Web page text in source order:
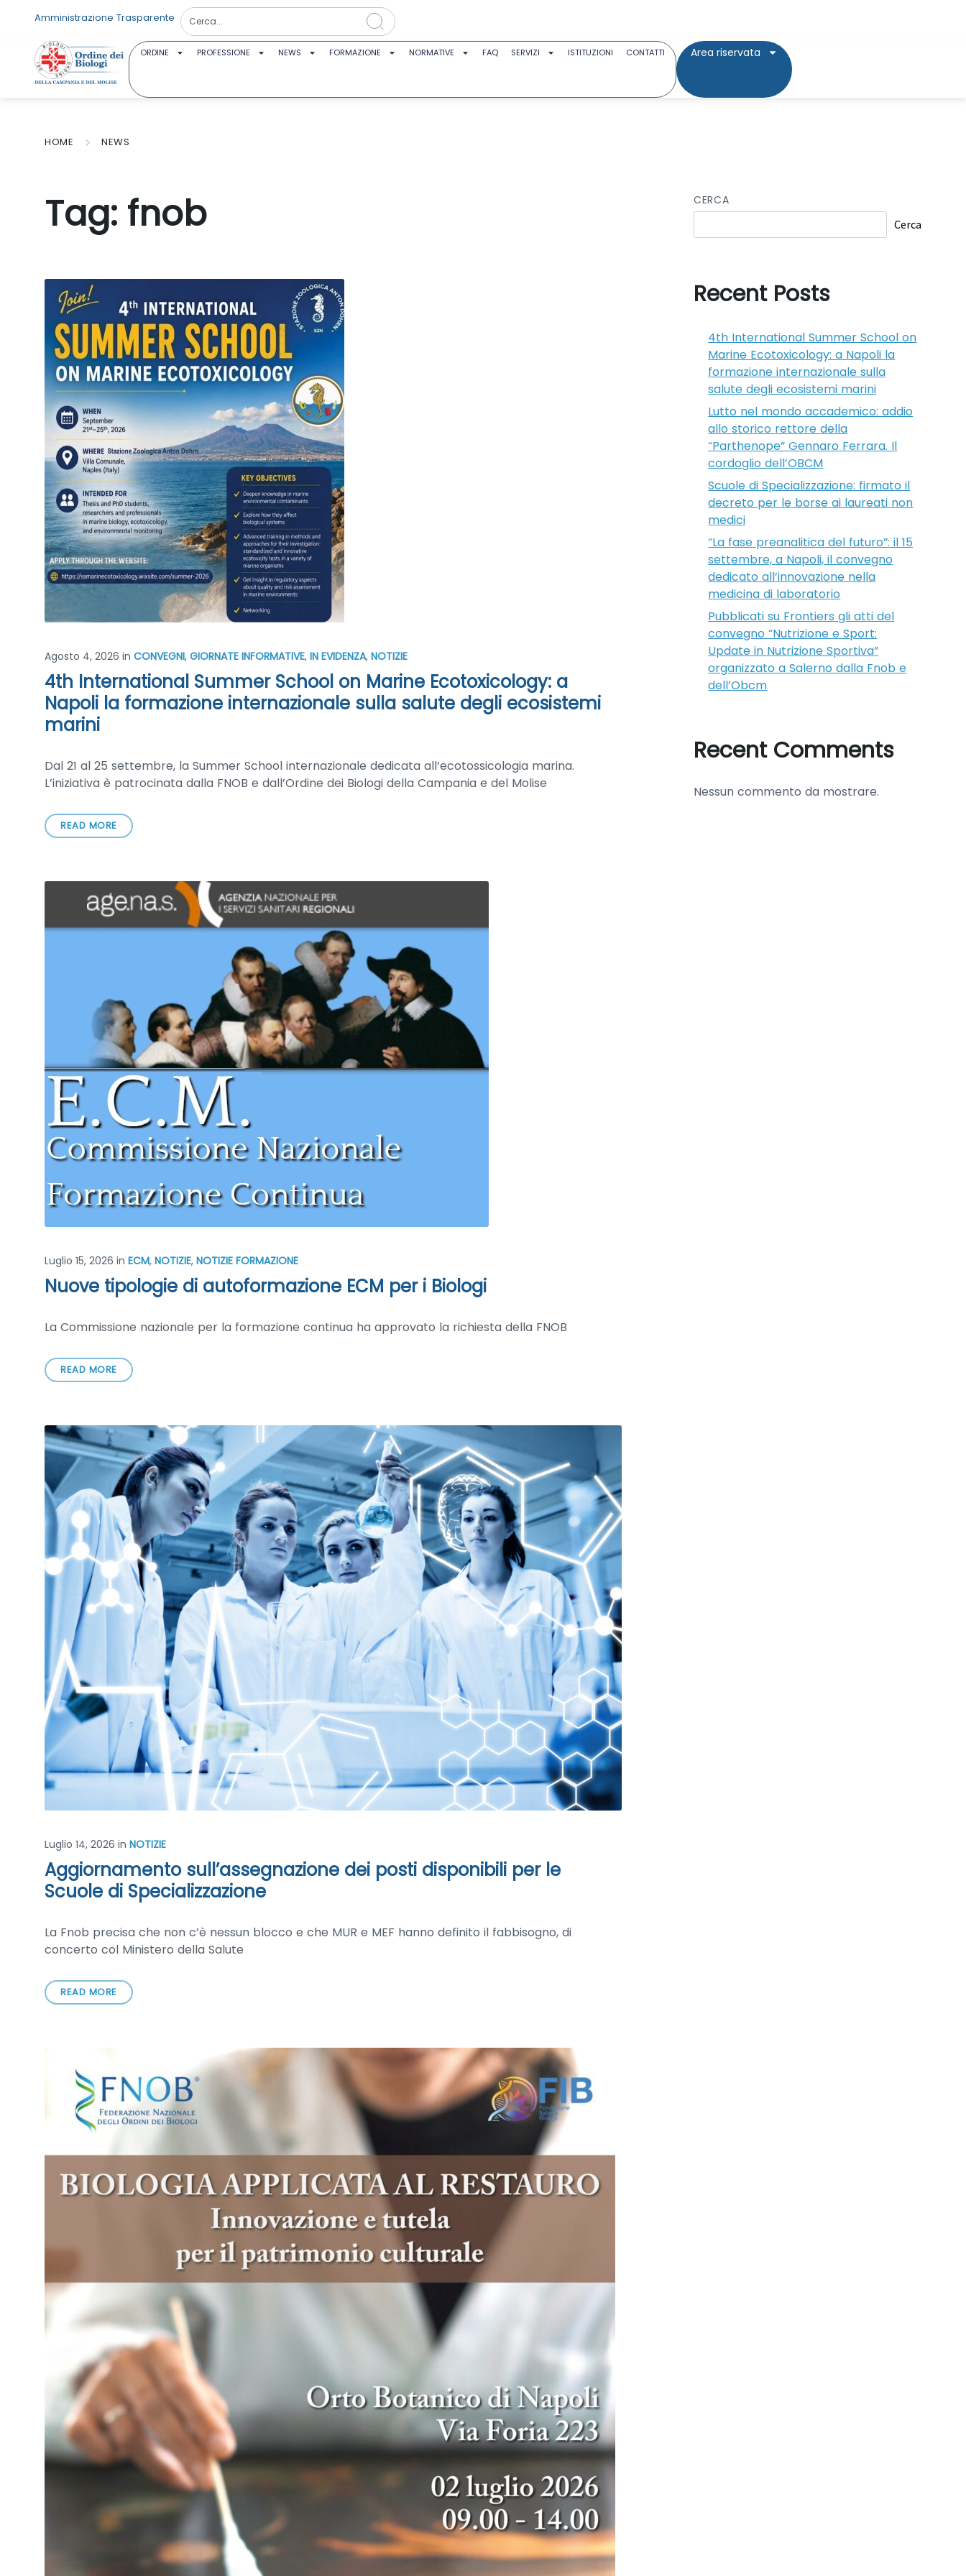
Amministrazione Trasparente
ORDINE PROFESSIONE NEWS FORMAZIONE NORMATIVE FAQ SERVIZI ISTITUZIONI CONTATTI Area riservata
HOME NEWS
Tag: fnob
Agosto 4, 2026 in CONVEGNI, GIORNATE INFORMATIVE, IN EVIDENZA, NOTIZIE
4th International Summer School on Marine Ecotoxicology: a
Napoli la formazione internazionale sulla salute degli ecosistemi
marini
Dal 21 al 25 settembre, la Summer School internazionale dedicata all’ecotossicologia marina.
L’iniziativa è patrocinata dalla FNOB e dall’Ordine dei Biologi della Campania e del Molise
READ MORE
Luglio 15, 2026 in ECM, NOTIZIE, NOTIZIE FORMAZIONE
Nuove tipologie di autoformazione ECM per i Biologi
La Commissione nazionale per la formazione continua ha approvato la richiesta della FNOB
READ MORE
Luglio 14, 2026 in NOTIZIE
Aggiornamento sull’assegnazione dei posti disponibili per le
Scuole di Specializzazione
La Fnob precisa che non c’è nessun blocco e che MUR e MEF hanno definito il fabbisogno, di
concerto col Ministero della Salute
READ MORE
CERCA
Cerca
Recent Posts
4th International Summer School on
Marine Ecotoxicology: a Napoli la
formazione internazionale sulla
salute degli ecosistemi marini
Lutto nel mondo accademico: addio
allo storico rettore della
“Parthenope” Gennaro Ferrara. Il
cordoglio dell’OBCM
Scuole di Specializzazione: firmato il
decreto per le borse ai laureati non
medici
“La fase preanalitica del futuro”: il 15
settembre, a Napoli, il convegno
dedicato all’innovazione nella
medicina di laboratorio
Pubblicati su Frontiers gli atti del
convegno “Nutrizione e Sport:
Update in Nutrizione Sportiva”
organizzato a Salerno dalla Fnob e
dell’Obcm
Recent Comments
Nessun commento da mostrare.